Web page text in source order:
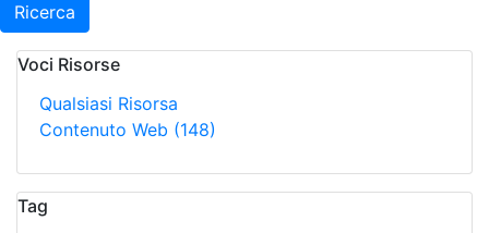
Ricerca
Voci Risorse
Qualsiasi Risorsa
Contenuto Web (148)
Tag